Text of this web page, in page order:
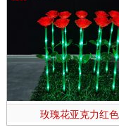
玫瑰花亚克力红色